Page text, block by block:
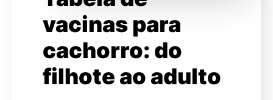
vacinas para
cachorro: do
filhote ao adulto